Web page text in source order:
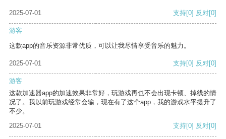
2025-07-01 支持[0] 反对[0]
游客
这款app的音乐资源非常优质，可以让我尽情享受音乐的魅力。
2025-07-01 支持[0] 反对[0]
游客
这款加速器app的加速效果非常好，玩游戏再也不会出现卡顿、掉线的情
况了。我以前玩游戏经常会输，现在有了这个app，我的游戏水平提升了
不少。
2025-07-01
支持[0] 反对[0]